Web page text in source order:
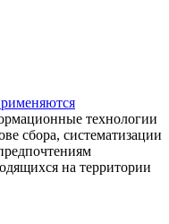
технологии
сбора, систематизации
на территории